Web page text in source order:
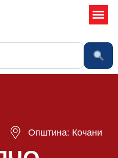
Општина: Кочани